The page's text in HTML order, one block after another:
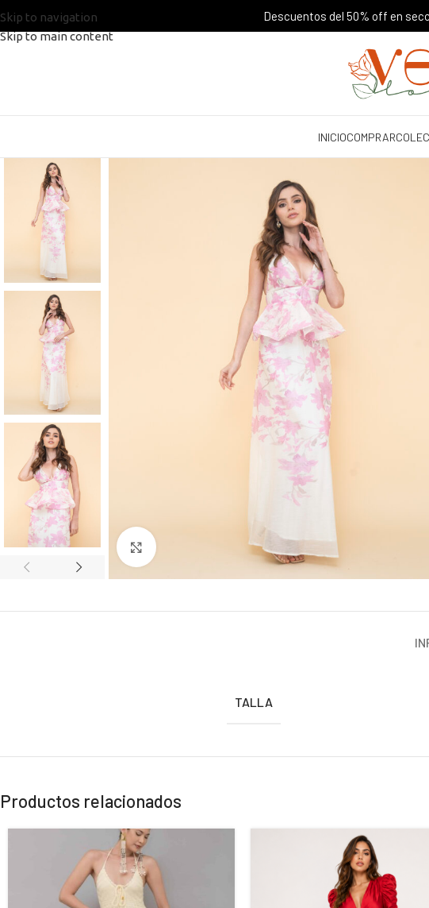
Skip to navigation
Skip to main content
Descuentos del 50% off en
INICIOCOMPRAR
TALLA
Productos relacionados